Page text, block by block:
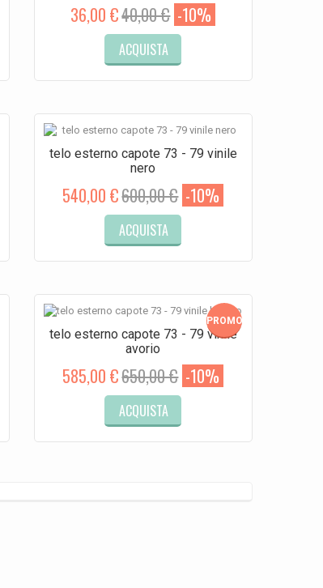
36,00 €40,00 € -10%
ACQUISTA
telo esterno capote 73 - 79 vinile
nero
540,00 €600,00 € -10%
ACQUISTA
PROMO!
telo esterno capote 73 - 79 vinile
avorio
585,00 €650,00 € -10%
ACQUISTA